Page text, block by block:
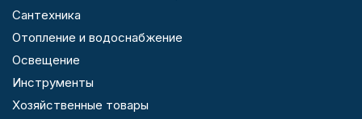
Сантехника
Отопление и водоснабжение
Освещение
Инструменты
Хозяйственные товары